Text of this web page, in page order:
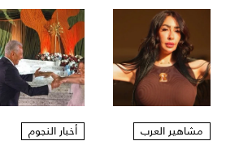
مشاهير العرب أخبار النجوم